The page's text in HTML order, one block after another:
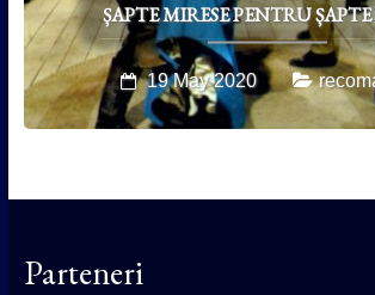
ȘAPTE MIRESE PENTRU
19 May 2020
Parteneri